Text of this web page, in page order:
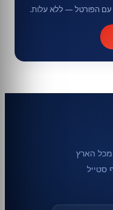
הפורטל — ללא עלות.
מכל הארץ
סטייל